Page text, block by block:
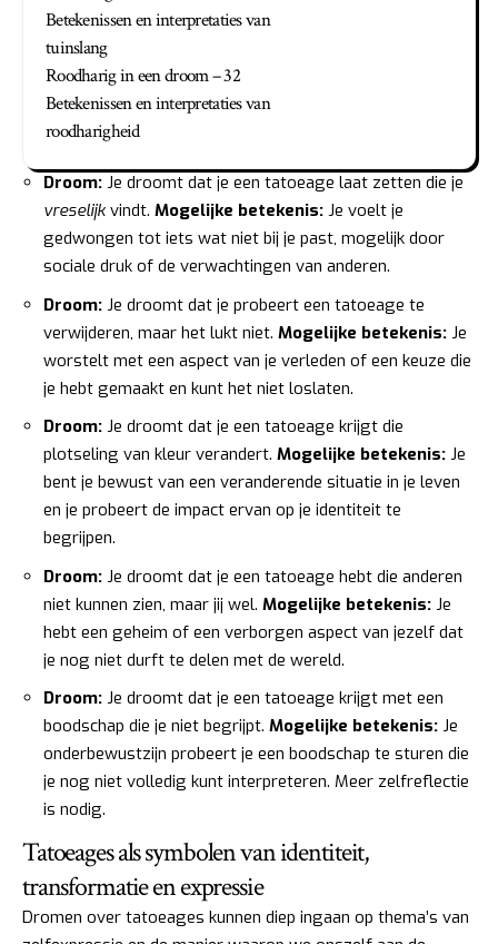
Betekenissen en interpretaties van
tuinslang
Roodharig in een droom – 32
Betekenissen en interpretaties van
roodharigheid
Droom: Je droomt dat je een tatoeage laat zetten die je
vreselijk vindt. Mogelijke betekenis: Je voelt je
gedwongen tot iets wat niet bij je past, mogelijk door
sociale druk of de verwachtingen van anderen.
Droom: Je droomt dat je probeert een tatoeage te
verwijderen, maar het lukt niet. Mogelijke betekenis: Je
worstelt met een aspect van je verleden of een keuze die
je hebt gemaakt en kunt het niet loslaten.
Droom: Je droomt dat je een tatoeage krijgt die
plotseling van kleur verandert. Mogelijke betekenis: Je
bent je bewust van een veranderende situatie in je leven
en je probeert de impact ervan op je identiteit te
begrijpen.
Droom: Je droomt dat je een tatoeage hebt die anderen
niet kunnen zien, maar jij wel. Mogelijke betekenis: Je
hebt een geheim of een verborgen aspect van jezelf dat
je nog niet durft te delen met de wereld.
Droom: Je droomt dat je een tatoeage krijgt met een
boodschap die je niet begrijpt. Mogelijke betekenis: Je
onderbewustzijn probeert je een boodschap te sturen die
je nog niet volledig kunt interpreteren. Meer zelfreflectie
is nodig.
Tatoeages als symbolen van identiteit,
transformatie en expressie
Dromen over tatoeages kunnen diep ingaan op thema’s van